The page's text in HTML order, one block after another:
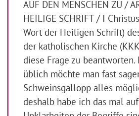
AUF DEN MENSCHEN ZU /
HEILIGE SCHRIFT / I
Wort der Heiligen Schrift)
der katholischen Kirche
diese Frage zu beantworten.
üblich möchte man fast
Schweinsgallopp alles
deshalb habe ich das mal